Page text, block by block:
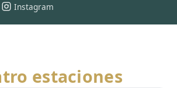
Instagram
estaciones